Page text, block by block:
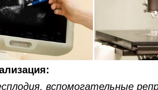
вспомогательные